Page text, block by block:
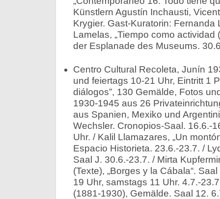
Künstlern Agustín Inchausti,
Krygier. Gast-Kuratorin: Fernanda
Lamelas, „Tiempo como actividad
der Esplanade des Museums.
Centro Cultural Recoleta, Junín
und feiertags 10-21 Uhr, Eintritt 1
diálogos”, 130 Gemälde, Fotos
1930-1945 aus 26
aus Spanien, Mexiko und
Wechsler. Cronopios-Saal. 16.6.-
Uhr. / Kalil Llamazares, „Un
Espacio Historieta. 23.6.-23.7. /
Saal J. 30.6.-23.7. / Mirta
(Texte), „Borges y la Cábala“.
19 Uhr, samstags 11 Uhr. 4.7.-
(1881-1930), Gemälde. Saal 12.